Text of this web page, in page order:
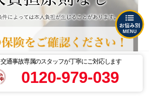
交通事故専属のスタッフが丁寧にご対応します
0120-979-039